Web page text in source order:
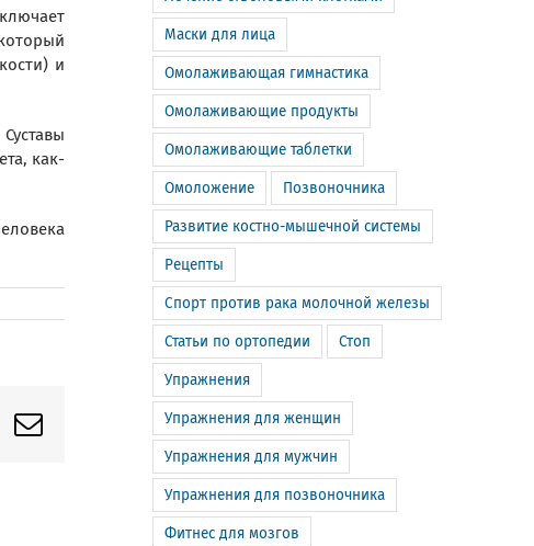
и
как-
Email
Маски для лица
Омолаживающая гимнастика
Омолаживающие продукты
Омолаживающие таблетки
Омоложение Позвоночника
Развитие костно-мышечной системы
Рецепты
Спорт против рака молочной железы
Статьи по ортопедии Стоп
Упражнения
Упражнения для женщин
Упражнения для мужчин
Упражнения для позвоночника
Фитнес для мозгов